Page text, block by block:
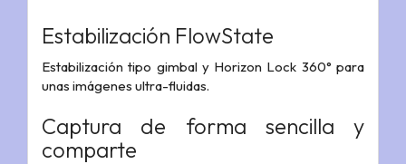
Estabilización FlowState
Estabilización tipo gimbal y Horizon Lock 360° para
unas imágenes ultra-fluidas.
Captura de forma sencilla y
comparte